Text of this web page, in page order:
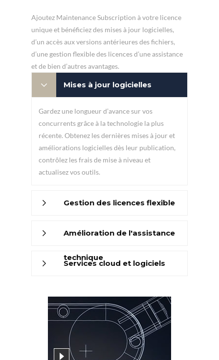
Ajoutez Maintenance Subscription à votre licence
unique et bénéficiez des mises à jour logicielles,
d’un accès aux versions antérieures des fichiers,
d’une gestion flexible des licences d’une assistance
et de bien d’autres avantages.
Mises à jour logicielles
Gardez une longueur d’avance sur vos
concurrents grâce à la technologie la plus
récente. Obtenez les dernières mises à jour et
améliorations logicielles dès leur publication,
contrôlez les frais de mise à niveau et
actualisez vos outils.
Gestion des licences flexible
Amélioration de l'assistance
technique
Services cloud et logiciels